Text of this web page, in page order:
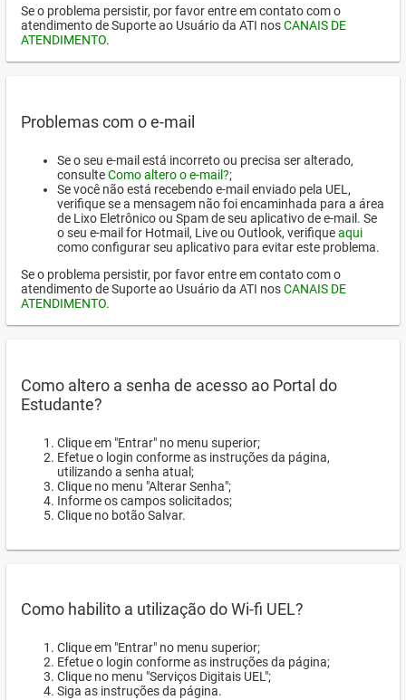
Se o problema persistir, por favor entre em contato com o
atendimento de Suporte ao Usuário da ATI nosCANAIS DE
ATENDIMENTO.
Problemas com o e-mail
Se o seu e-mail está incorreto ou precisa ser alterado,
consulteComo altero o e-mail?;
Se você não está recebendo e-mail enviado pela UEL,
verifique se a mensagem não foi encaminhada para a área
de Lixo Eletrônico ou Spam de seu aplicativo de e-mail. Se
o seu e-mail for Hotmail, Live ou Outlook, verifiqueaqui
como configurar seu aplicativo para evitar este problema.
Se o problema persistir, por favor entre em contato com o
atendimento de Suporte ao Usuário da ATI nosCANAIS DE
ATENDIMENTO.
Como altero a senha de acesso ao Portal do
Estudante?
Clique em "Entrar" no menu superior;
Efetue o login conforme as instruções da página,
utilizando a senha atual;
Clique no menu "Alterar Senha";
Informe os campos solicitados;
Clique no botão Salvar.
Como habilito a utilização do Wi-fi UEL?
Clique em "Entrar" no menu superior;
Efetue o login conforme as instruções da página;
Clique no menu "Serviços Digitais UEL";
Siga as instruções da página.